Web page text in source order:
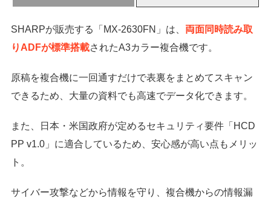
SHARPが販売する「MX-2630FN」は、 両面同時読み取
りADFが標準搭載されたA3カラー複合機です。
原稿を複合機に一回通すだけで表裏をまとめてスキャン
できるため、大量の資料でも高速でデータ化できます。
また、日本・米国政府が定めるセキュリティ要件「HCD
PP v1.0」に適合しているため、安心感が高い点もメリッ
ト。
サイバー攻撃などから情報を守り、複合機からの情報漏